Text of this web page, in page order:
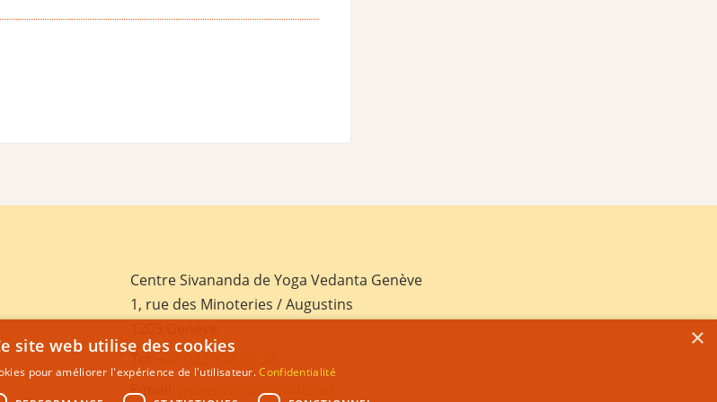
Centre Sivananda de Yoga Vedanta Genève
1, rue des Minoteries / Augustins
E-mail:
geneva@sivananda.net
×
site web utilise des cookies
pour améliorer l'expérience de l'utilisateur.Confidentialité